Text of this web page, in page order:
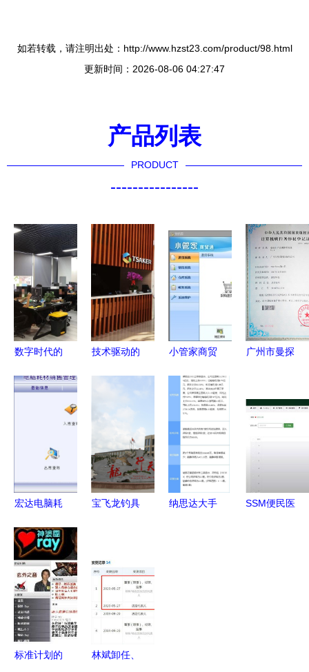
如若转载，请注明出处：http://www.hzst23.com/product/98.html
更新时间：2026-08-06 04:27:47
产品列表
PRODUCT
----------------
数字时代的
一家高科技
技术驱动的
小管家商贸
计算机软件
开发与销售
的创新实践
广州市曼探
发专家，助
宏达电脑耗
系统 全局
进销存管理
的简洁实战
解析
宝飞龙钓具
国智造”的
领航者——
计算机软件
开发与销售
的前瞻布局
纳思达大手
SSM便民医
标准计划的
林斌卸任、